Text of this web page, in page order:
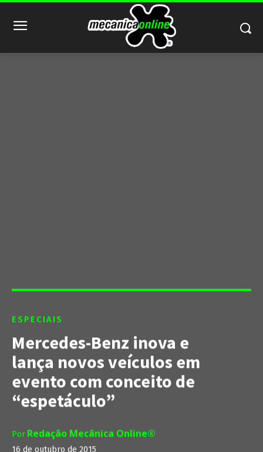
ESPECIAIS
Mercedes-Benz inova e
lança novos veículos em
evento com conceito de
“espetáculo”
Por Redação Mecânica Online®
16 de outubro de 2015